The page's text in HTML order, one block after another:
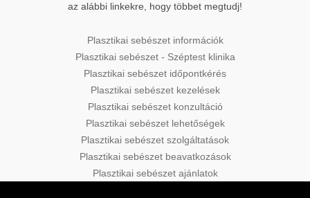
az alábbi linkekre, hogy többet megtudj!
Plasztikai sebészet információk
Plasztikai sebészet - Széptest klinika
Plasztikai sebészet időpontkérés
Plasztikai sebészet kezelések
Plasztikai sebészet konzultáció
Plasztikai sebészet lehetőségek
Plasztikai sebészet szolgáltatások
Plasztikai sebészet beavatkozások
Plasztikai sebészet ajánlatok